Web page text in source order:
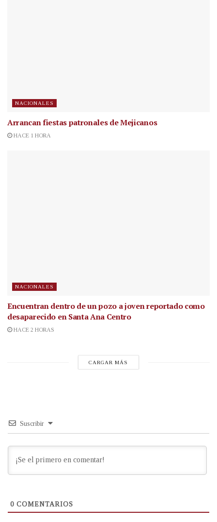
NACIONALES
Arrancan fiestas patronales de Mejicanos
HACE 1 HORA
NACIONALES
Encuentran dentro de un pozo a joven reportado como
desaparecido en Santa Ana Centro
HACE 2 HORAS
CARGAR MÁS
Suscribir
0 COMENTARIOS